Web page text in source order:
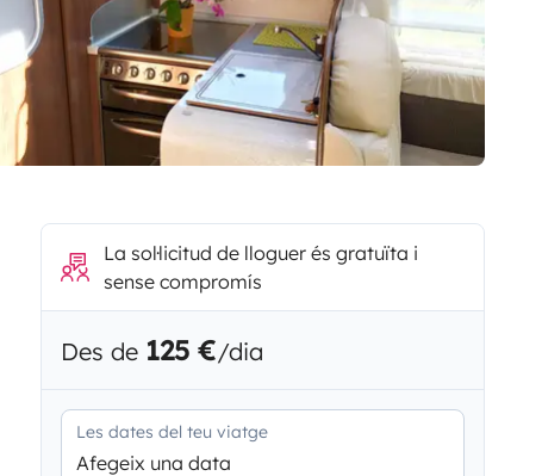
La sol·licitud de lloguer és gratuïta i
sense compromís
Des de 125 €/dia
Les dates del teu viatge
Afegeix una data